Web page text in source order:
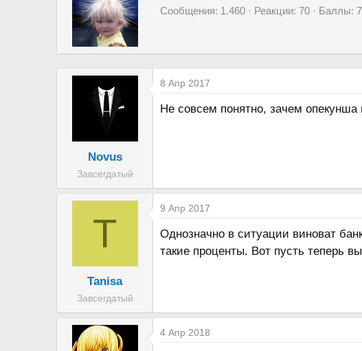
р
Сообщения 1.460 Реакции 70 Баллы
Novus
Завсегдатый
8 Апр 2017
Не совсем понятно, зачем
T
Tanisa
Завсегдатый
9 Апр 2017
Однозначно в ситуации виноват
такие проценты. Вот пусть теперь
4 Апр 2018